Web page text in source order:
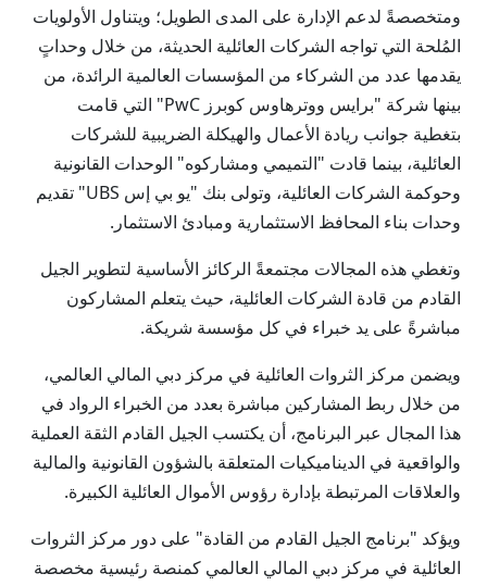
ومتخصصةً لدعم الإدارة على المدى الطويل؛ ويتناول الأولويات
المُلحة التي تواجه الشركات العائلية الحديثة، من خلال وحداتٍ
يقدمها عدد من الشركاء من المؤسسات العالمية الرائدة، من
بينها شركة "برايس ووترهاوس كوبرز PwC" التي قامت
بتغطية جوانب ريادة الأعمال والهيكلة الضريبية للشركات
العائلية، بينما قادت "التميمي ومشاركوه" الوحدات القانونية
وحوكمة الشركات العائلية، وتولى بنك "يو بي إس UBS" تقديم
وحدات بناء المحافظ الاستثمارية ومبادئ الاستثمار.
وتغطي هذه المجالات مجتمعةً الركائز الأساسية لتطوير الجيل
القادم من قادة الشركات العائلية، حيث يتعلم المشاركون
مباشرةً على يد خبراء في كل مؤسسة شريكة.
ويضمن مركز الثروات العائلية في مركز دبي المالي العالمي،
من خلال ربط المشاركين مباشرة بعدد من الخبراء الرواد في
هذا المجال عبر البرنامج، أن يكتسب الجيل القادم الثقة العملية
والواقعية في الديناميكيات المتعلقة بالشؤون القانونية والمالية
والعلاقات المرتبطة بإدارة رؤوس الأموال العائلية الكبيرة.
ويؤكد "برنامج الجيل القادم من القادة" على دور مركز الثروات
العائلية في مركز دبي المالي العالمي كمنصة رئيسية مخصصة